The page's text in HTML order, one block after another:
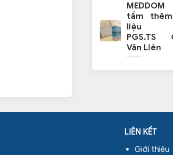
MEDDOM
tầm
liệu
PGS.TS
Văn Liên
LIÊN KẾT
Giới thiệu